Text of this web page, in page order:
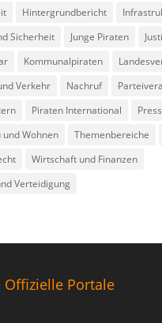
Hintergrundbericht
Sicherheit
Junge Piraten
Kommunalpiraten
Verkehr
Nachruf
Piraten International
Wohnen
Themenbereiche
Wirtschaft und Finanzen
Verteidigung
Offizielle Portale